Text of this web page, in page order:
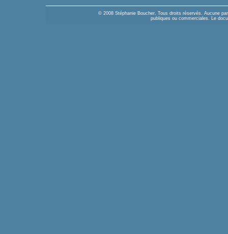
© 2008 Stéphanie Boucher. Tous droits réservés. Aucune
publiques ou commerciales. Le